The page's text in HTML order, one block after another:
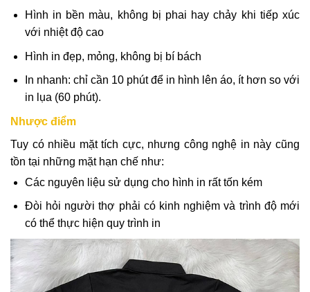
Hình in bền màu, không bị phai hay chảy khi tiếp xúc
với nhiệt độ cao
Hình in đẹp, mỏng, không bị bí bách
In nhanh: chỉ cần 10 phút để in hình lên áo, ít hơn so với
in lụa (60 phút).
Nhược điểm
Tuy có nhiều mặt tích cực, nhưng công nghệ in này cũng
tồn tại những mặt hạn chế như:
Các nguyên liệu sử dụng cho hình in rất tốn kém
Đòi hỏi người thợ phải có kinh nghiệm và trình độ mới
có thể thực hiện quy trình in